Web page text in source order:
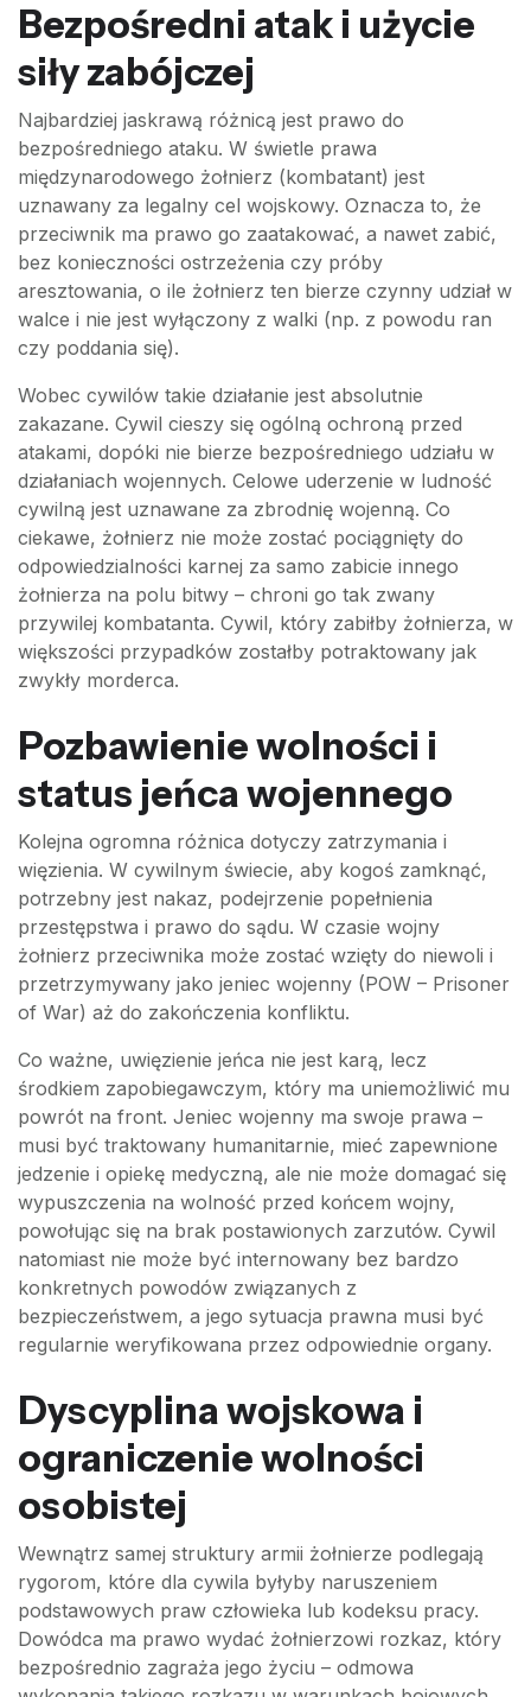
Bezpośredni atak i użycie
siły zabójczej
Najbardziej jaskrawą różnicą jest prawo do
bezpośredniego ataku. W świetle prawa
międzynarodowego żołnierz (kombatant) jest
uznawany za legalny cel wojskowy. Oznacza to, że
przeciwnik ma prawo go zaatakować, a nawet zabić,
bez konieczności ostrzeżenia czy próby
aresztowania, o ile żołnierz ten bierze czynny udział w
walce i nie jest wyłączony z walki (np. z powodu ran
czy poddania się).
Wobec cywilów takie działanie jest absolutnie
zakazane. Cywil cieszy się ogólną ochroną przed
atakami, dopóki nie bierze bezpośredniego udziału w
działaniach wojennych. Celowe uderzenie w ludność
cywilną jest uznawane za zbrodnię wojenną. Co
ciekawe, żołnierz nie może zostać pociągnięty do
odpowiedzialności karnej za samo zabicie innego
żołnierza na polu bitwy – chroni go tak zwany
przywilej kombatanta. Cywil, który zabiłby żołnierza, w
większości przypadków zostałby potraktowany jak
zwykły morderca.
Pozbawienie wolności i
status jeńca wojennego
Kolejna ogromna różnica dotyczy zatrzymania i
więzienia. W cywilnym świecie, aby kogoś zamknąć,
potrzebny jest nakaz, podejrzenie popełnienia
przestępstwa i prawo do sądu. W czasie wojny
żołnierz przeciwnika może zostać wzięty do niewoli i
przetrzymywany jako jeniec wojenny (POW – Prisoner
of War) aż do zakończenia konfliktu.
Co ważne, uwięzienie jeńca nie jest karą, lecz
środkiem zapobiegawczym, który ma uniemożliwić mu
powrót na front. Jeniec wojenny ma swoje prawa –
musi być traktowany humanitarnie, mieć zapewnione
jedzenie i opiekę medyczną, ale nie może domagać się
wypuszczenia na wolność przed końcem wojny,
powołując się na brak postawionych zarzutów. Cywil
natomiast nie może być internowany bez bardzo
konkretnych powodów związanych z
bezpieczeństwem, a jego sytuacja prawna musi być
regularnie weryfikowana przez odpowiednie organy.
Dyscyplina wojskowa i
ograniczenie wolności
osobistej
Wewnątrz samej struktury armii żołnierze podlegają
rygorom, które dla cywila byłyby naruszeniem
podstawowych praw człowieka lub kodeksu pracy.
Dowódca ma prawo wydać żołnierzowi rozkaz, który
bezpośrednio zagraża jego życiu – odmowa